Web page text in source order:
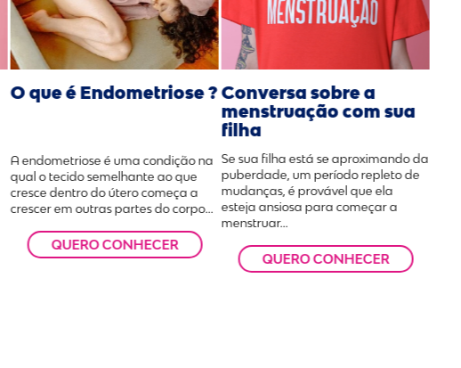
O que é Endometriose ?
A endometriose é uma condição na
qual o tecido semelhante ao que
cresce dentro do útero começa a
crescer em outras partes do corpo...
QUERO CONHECER
Conversa sobre a
menstruação com sua
filha
Se sua filha está se aproximando da
puberdade, um período repleto de
mudanças, é provável que ela
esteja ansiosa para começar a
menstruar...
QUERO CONHECER